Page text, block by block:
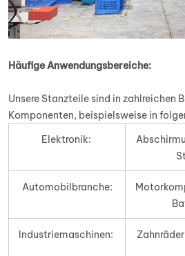
Häufige Anwendungsbereiche:
Unsere Stanzteile sind in zahlreichen
Komponenten, beispielsweise in
Elektronik:
Automobilbranche:
Industriemaschinen: